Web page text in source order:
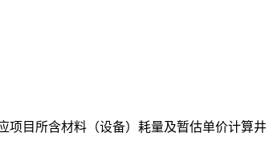
项目所含材料（设备）耗量及暂估单价计算井